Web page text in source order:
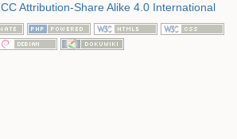
CC Attribution-Share Alike 4.0 International